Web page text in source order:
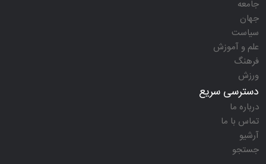
جامعه
جهان
سیاست
علم و آموزش
فرهنگ
ورزش
دسترسی سریع
درباره ما
تماس با ما
آرشیو
جستجو